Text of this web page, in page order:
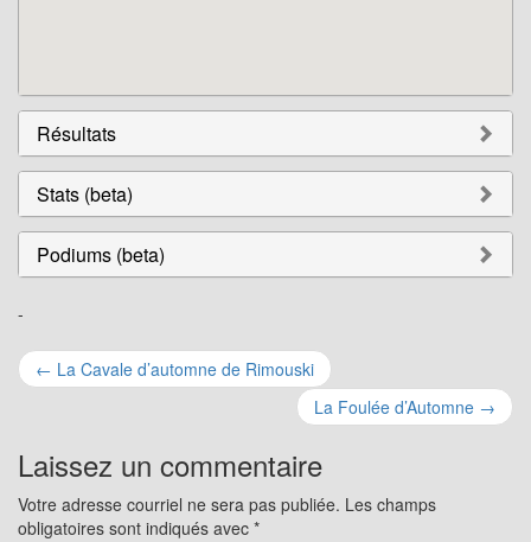
Résultats
Stats (beta)
Podiums (beta)
-
Navigation
les
articles
← La Cavale d’automne de Rimouski
La Foulée d’Automne →
Laissez un commentaire
Votre adresse courriel ne sera pas publiée. Les champs
obligatoires sont indiqués avec *